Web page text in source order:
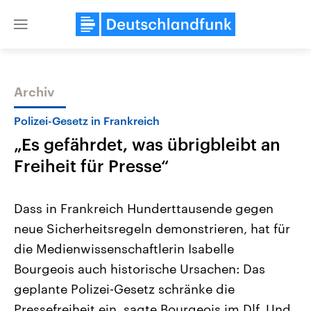
Close
Themen
Landtagswahl Sachsen-Anhalt
2026
Alle Informationen
Sachsen-Anhalt wählt am 6.
September 2026 einen neuen
Landtag. Seit 2021 wird das
Bundesland von einer Koalition aus
USA
Aktuelle Beiträge,
Hintergründe
Wirtschaftlich und
gehören die Vereinigten
den mächtigsten Ländern
mit großem Einfluss auf
Archiv
Polizei-Gesetz in Frankreich
„Es gefährdet, was übrigbleibt an
Freiheit für Presse“
Dass in Frankreich Hunderttausende gegen
neue Sicherheitsregeln demonstrieren, hat für
die Medienwissenschaftlerin Isabelle
Bourgeois auch historische Ursachen: Das
geplante Polizei-Gesetz schränke die